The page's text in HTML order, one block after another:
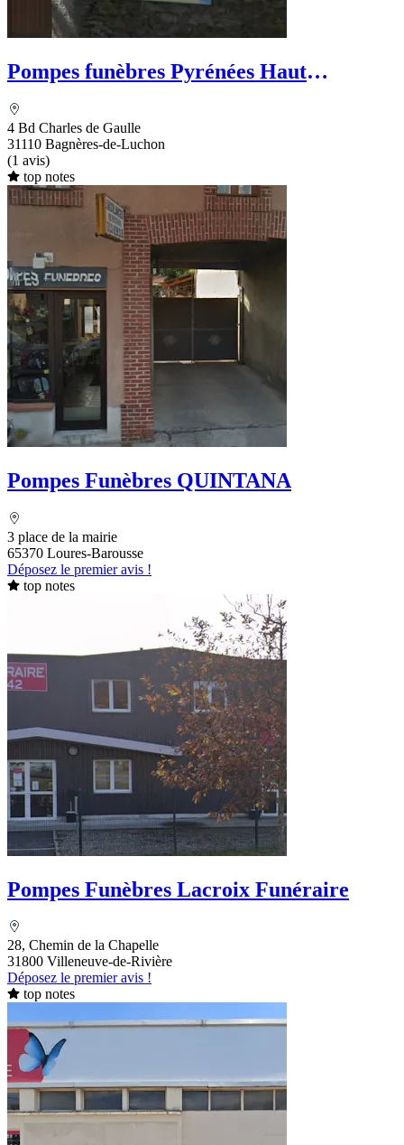
Pompes funèbres Pyrénées Haut
4 Bd Charles de Gaulle
31110 Bagnères-de-Luchon
(1 avis)
top notes
Pompes Funèbres QUINTANA
3 place de la mairie
65370 Loures-Barousse
Déposez le premier avis !
top notes
Pompes Funèbres Lacroix Funéraire
28, Chemin de la Chapelle
31800 Villeneuve-de-Rivière
Déposez le premier avis !
top notes